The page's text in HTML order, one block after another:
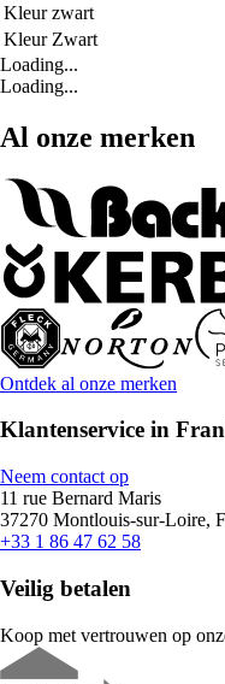
Kleur zwart
Kleur Zwart
Loading...
Loading...
Al onze merken
Ontdek al onze merken
Klantenservice in
Neem contact op
11 rue Bernard Maris
37270 Montlouis-sur-Loire,
+33 1 86 47 62 58
Veilig betalen
Koop met vertrouwen op